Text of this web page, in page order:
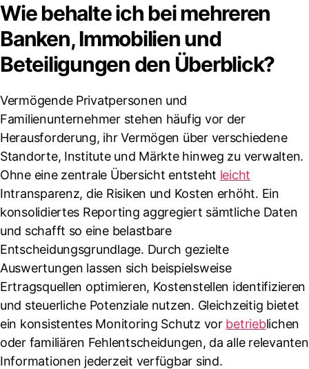
Wie behalte ich bei mehreren
Banken, Immobilien und
Beteiligungen den Überblick?
Vermögende Privatpersonen und
Familienunternehmer stehen häufig vor der
Herausforderung, ihr Vermögen über verschiedene
Standorte, Institute und Märkte hinweg zu verwalten.
Ohne eine zentrale Übersicht entsteht leicht
Intransparenz, die Risiken und Kosten erhöht. Ein
konsolidiertes Reporting aggregiert sämtliche Daten
und schafft so eine belastbare
Entscheidungsgrundlage. Durch gezielte
Auswertungen lassen sich beispielsweise
Ertragsquellen optimieren, Kostenstellen identifizieren
und steuerliche Potenziale nutzen. Gleichzeitig bietet
ein konsistentes Monitoring Schutz vor betrieblichen
oder familiären Fehlentscheidungen, da alle relevanten
Informationen jederzeit verfügbar sind.